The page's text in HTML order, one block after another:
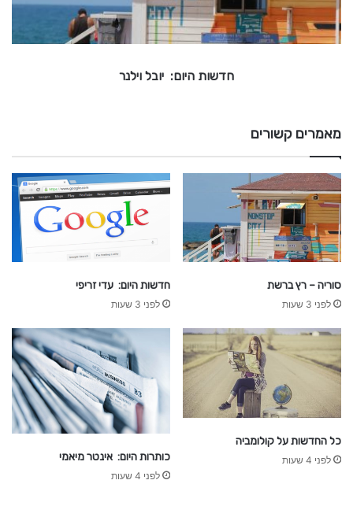
י
ו
ם
ל
ו
י
ל
נ
ר
חדשות היום: יובל וילנר
מאמרים קשורים
סוריה – רץ ברשת
לפני 3 שעות
חדשות היום: עדי זריפי
לפני 3 שעות
כל החדשות על קולומביה
לפני 4 שעות כותרות היום: אינטר מיאמי
לפני 4 שעות